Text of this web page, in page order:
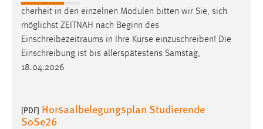
cherheit in den einzelnen Modulen bitten wir Sie, sich
möglichst ZEITNAH nach Beginn des
Einschreibezeitraums in Ihre Kurse einzuschreiben! Die
Einschreibung ist bis allerspätestens Samstag,
18.04.2026
[PDF] Horsaalbelegungsplan Studierende
SoSe26